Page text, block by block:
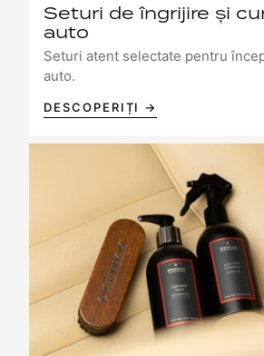
Seturi de îngrijire și
auto
Seturi atent selectate pentru
auto.
DESCOPERIȚI →